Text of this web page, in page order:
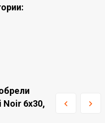
Noir 6x30,